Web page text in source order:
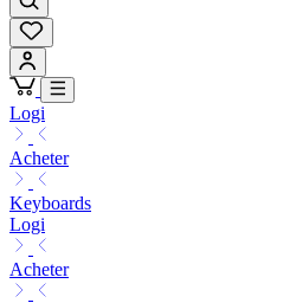
Logi
Acheter
Keyboards
Logi
Acheter